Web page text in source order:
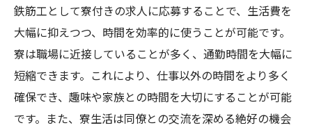
鉄筋工として寮付きの求人に応募することで、生活費を
大幅に抑えつつ、時間を効率的に使うことが可能です。
寮は職場に近接していることが多く、通勤時間を大幅に
短縮できます。これにより、仕事以外の時間をより多く
確保でき、趣味や家族との時間を大切にすることが可能
です。また、寮生活は同僚との交流を深める絶好の機会